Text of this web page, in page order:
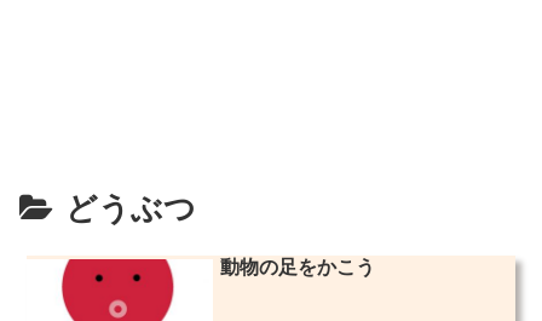
どうぶつ
動物の足をかこう